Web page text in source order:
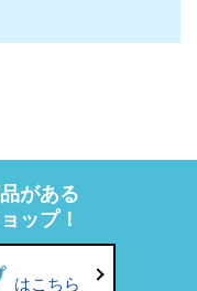
がある
ップ！
はこちら